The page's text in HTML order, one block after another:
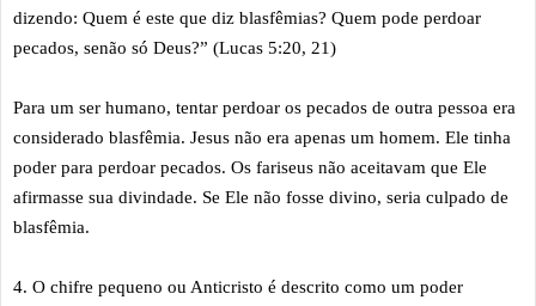
dizendo: Quem é este que diz blasfêmias? Quem pode perdoar
pecados, senão só Deus?” (Lucas 5:20, 21)
Para um ser humano, tentar perdoar os pecados de outra pessoa era
considerado blasfêmia. Jesus não era apenas um homem. Ele tinha
poder para perdoar pecados. Os fariseus não aceitavam que Ele
afirmasse sua divindade. Se Ele não fosse divino, seria culpado de
blasfêmia.
4. O chifre pequeno ou Anticristo é descrito como um poder